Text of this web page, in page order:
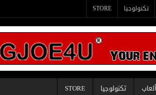
تكنولوجيا STORE
ألعاب تكنولوجيا
STORE